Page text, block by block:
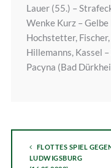
Lauer (55.) –
Wenke Kurz –
Hochstetter, Fischer,
Hillemanns, Kassel
Pacyna (Bad
FLOTTES SPIEL
LUDWIGSBURG